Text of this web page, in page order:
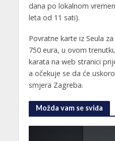
dana po lokalnom
leta od 11 sati).
Povratne karte iz Seula
750 eura, u ovom
karata na web stranici
a očekuje se da će
smjera Zagreba.
Možda vam se sviđa